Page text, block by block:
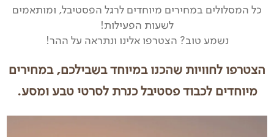
כל המסלולים במחירים מיוחדים לרגל הפסטיבל, ומותאמים
לשעות הפעילות!
נשמע טוב? הצטרפו אלינו ונתראה על ההר!
הצטרפו לחוויות שהכנו במיוחד בשבילכם, במחירים
מיוחדים לכבוד פסטיבל כנרת לסרטי טבע ומסע.